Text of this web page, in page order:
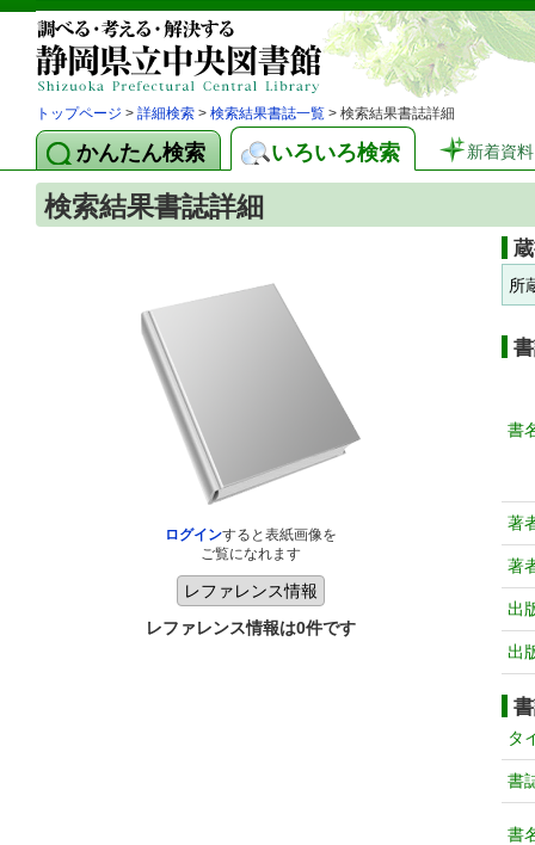
トップページ > 詳細検索 > 検索結果書誌一覧 > 検索結果書誌詳細
かんたん検索 いろいろ検索 新着資料
検索結果書誌詳細
ログインすると表紙画像を
ご覧になれます
レファレンス情報は0件です
所
書
著
著
出
出
タ
書
書